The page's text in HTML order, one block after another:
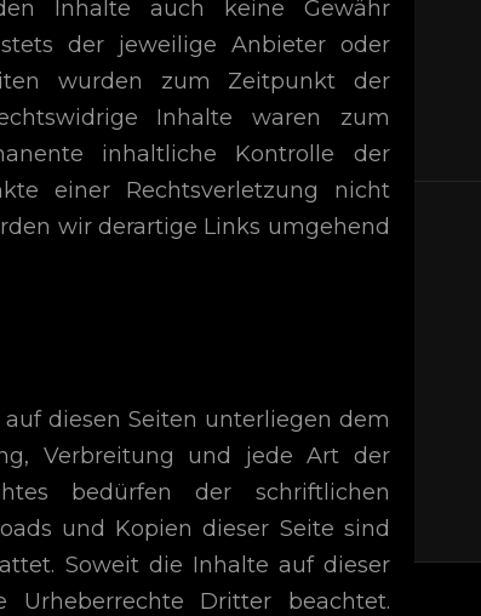
Inhalte auch keine Gewähr
der jeweilige Anbieter oder
wurden zum Zeitpunkt der
Inhalte waren zum
inhaltliche Kontrolle der
einer Rechtsverletzung nicht
wir derartige Links umgehend
diesen Seiten unterliegen dem
Verbreitung und jede Art der
bedürfen der schriftlichen
und Kopien dieser Seite sind
Soweit die Inhalte auf dieser
Dritter beachtet.